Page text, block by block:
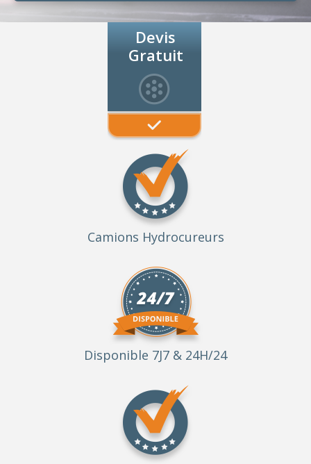
Devis
Gratuit
Camions Hydrocureurs
Disponible 7J7 & 24H/24